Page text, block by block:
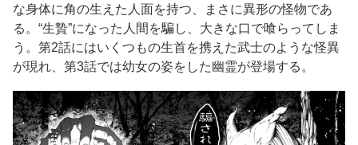
な身体に角の生えた人面を持つ、まさに異形の怪物であ
る。“生贄”になった人間を騙し、大きな口で喰らってしま
う。第2話にはいくつもの生首を携えた武士のような怪異
が現れ、第3話では幼女の姿をした幽霊が登場する。